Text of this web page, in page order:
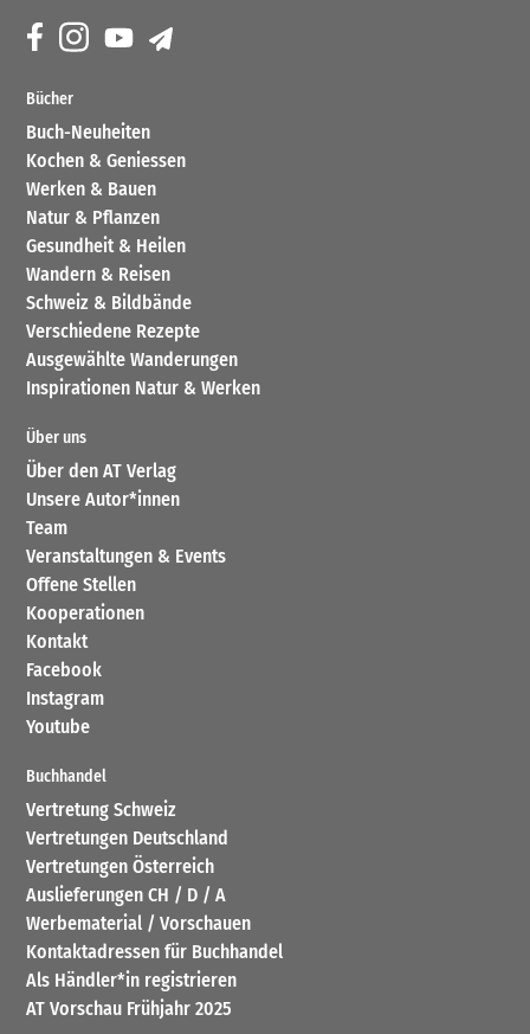
Bücher
Buch-Neuheiten
Kochen & Geniessen
Werken & Bauen
Natur & Pflanzen
Gesundheit & Heilen
Wandern & Reisen
Schweiz & Bildbände
Verschiedene Rezepte
Ausgewählte Wanderungen
Inspirationen Natur & Werken
Über uns
Über den AT Verlag
Unsere Autor*innen
Team
Veranstaltungen & Events
Offene Stellen
Kooperationen
Kontakt
Facebook
Instagram
Youtube
Buchhandel
Vertretung Schweiz
Vertretungen Deutschland
Vertretungen Österreich
Auslieferungen CH / D / A
Werbematerial / Vorschauen
Kontaktadressen für Buchhandel
Als Händler*in registrieren
AT Vorschau Frühjahr 2025